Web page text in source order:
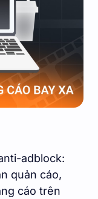
adblock:
quản cáo,
cáo trên